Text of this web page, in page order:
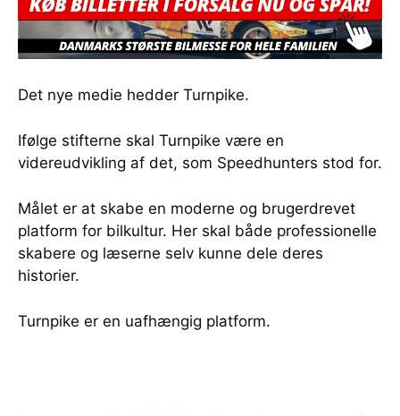
Det nye medie hedder Turnpike.
Ifølge stifterne skal Turnpike være en
videreudvikling af det, som Speedhunters stod for.
Målet er at skabe en moderne og brugerdrevet
platform for bilkultur. Her skal både professionelle
skabere og læserne selv kunne dele deres
historier.
Turnpike er en uafhængig platform.